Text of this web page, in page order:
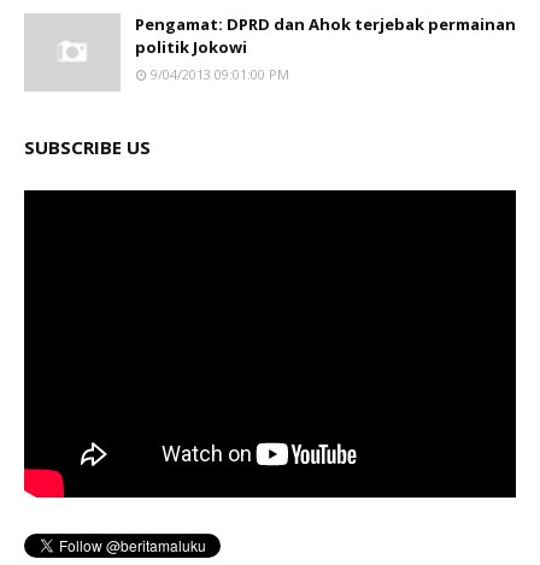
Pengamat: DPRD dan Ahok terjebak permainan
politik Jokowi
9/04/2013 09:01:00 PM
SUBSCRIBE US